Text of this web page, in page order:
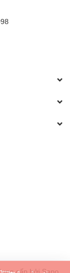
Thêm vào giỏ